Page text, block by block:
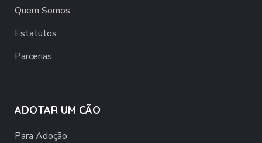
Quem Somos
Estatutos
Parcerias
ADOTAR UM CÃO
Para Adoção